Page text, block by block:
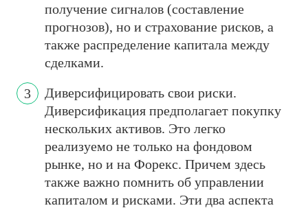
получение сигналов (составление
прогнозов), но и страхование рисков, а
также распределение капитала между
сделками.
Диверсифицировать свои риски.
Диверсификация предполагает покупку
нескольких активов. Это легко
реализуемо не только на фондовом
рынке, но и на Форекс. Причем здесь
также важно помнить об управлении
капиталом и рисками. Эти два аспекта